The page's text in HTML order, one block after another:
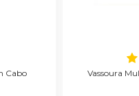
Cabo
Vassoura